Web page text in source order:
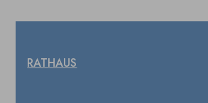
RATHAUS